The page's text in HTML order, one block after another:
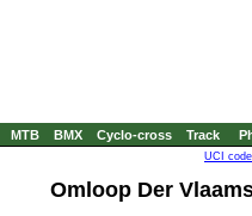
MTB BMX Cyclo-cross Track
UCI
Omloop Der